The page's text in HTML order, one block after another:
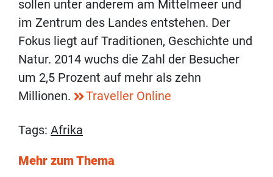
sollen unter anderem am Mittelmeer und
im Zentrum des Landes entstehen. Der
Fokus liegt auf Traditionen, Geschichte und
Natur. 2014 wuchs die Zahl der Besucher
um 2,5 Prozent auf mehr als zehn
Millionen.
Traveller Online
Tags: Afrika
Mehr zum Thema